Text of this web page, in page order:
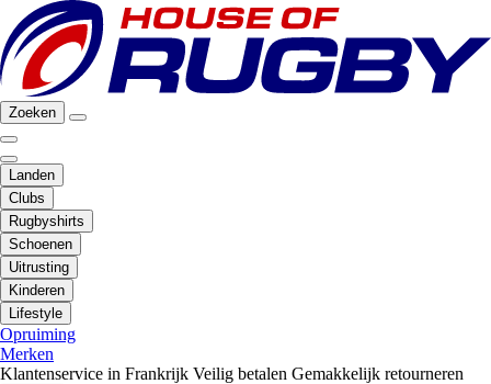
Zoeken
Landen
Clubs
Rugbyshirts
Schoenen
Uitrusting
Kinderen
Lifestyle
Opruiming
Merken
Klantenservice in Frankrijk Veilig betalen Gemakkelijk retourneren